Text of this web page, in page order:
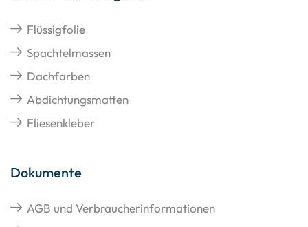
Flüssigfolie
Spachtelmassen
Dachfarben
Abdichtungsmatten
Fliesenkleber
Dokumente
AGB und Verbraucherinformationen